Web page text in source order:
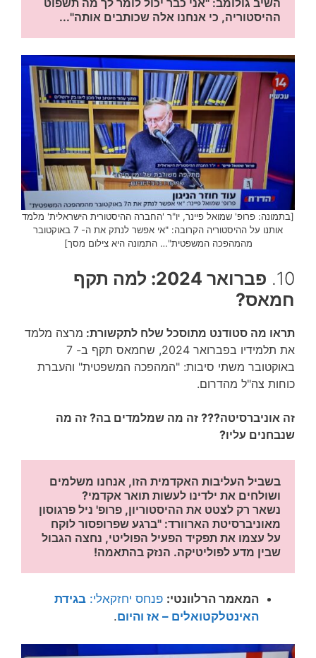
ההיסטוריה, כי אנחנו אלה שכותבים אותה"...
[בתמונה: פרופ' שמואל פיינר, יו"ר 'החברה ההיסטורית הישראלית' מלמד
אותנו על ההיסטוריה הקרובה: "אי אפשר לנתק את ה- 7 באוקטובר
מהמהפכה המשפטית"… התמונה היא צילום מסך]
10.
פברואר 2024: למה תקף
חמאס?
תראו מה סטודנט מתוסכל שלח לתקשורת: מרצה מלמד
את תלמידיו בפברואר 2024, שחמאס תקף ב- 7
באוקטובר משתי סיבות: "המהפכה המשפטית" והעברת
כוחות צה"ל מהדרום.
זה אוניברסיטה??? זה מה שמלמדים בה? זה מה
שנבחנים עליו?
ושולחים את ילדינו לעשות תואר אקדמי?
שבין מדע לפוליטיקה. הנזק בהתאמה!
המאמר הרלוונטי: פנחס יחזקאלי: בגידת
האינטלקטואלים – אז והיום.